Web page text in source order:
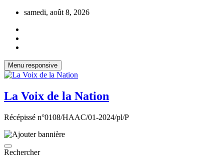
Aller
contenu
samedi, août 8, 2026
Menu responsive
La Voix de la Nation
Récépissé n°0108/HAAC/01-2024/pl/P
Rechercher